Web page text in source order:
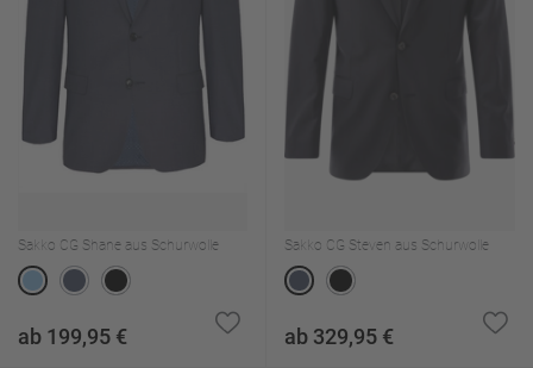
Sakko CG Shane aus Schurwolle
ab 199,95 €
Sakko CG Steven aus Schurwolle
ab 329,95 €